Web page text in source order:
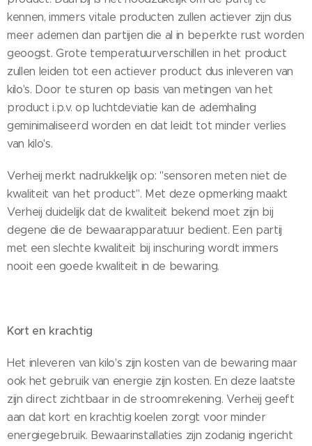
kennen, immers vitale producten zullen actiever zijn dus
meer ademen dan partijen die al in beperkte rust worden
geoogst. Grote temperatuurverschillen in het product
zullen leiden tot een actiever product dus inleveren van
kilo's. Door te sturen op basis van metingen van het
product i.p.v. op luchtdeviatie kan de ademhaling
geminimaliseerd worden en dat leidt tot minder verlies
van kilo's.
Verheij merkt nadrukkelijk op: "sensoren meten niet de
kwaliteit van het product". Met deze opmerking maakt
Verheij duidelijk dat de kwaliteit bekend moet zijn bij
degene die de bewaarapparatuur bedient. Een partij
met een slechte kwaliteit bij inschuring wordt immers
nooit een goede kwaliteit in de bewaring.
Kort en krachtig
Het inleveren van kilo's zijn kosten van de bewaring maar
ook het gebruik van energie zijn kosten. En deze laatste
zijn direct zichtbaar in de stroomrekening. Verheij geeft
aan dat kort en krachtig koelen zorgt voor minder
energiegebruik. Bewaarinstallaties zijn zodanig ingericht